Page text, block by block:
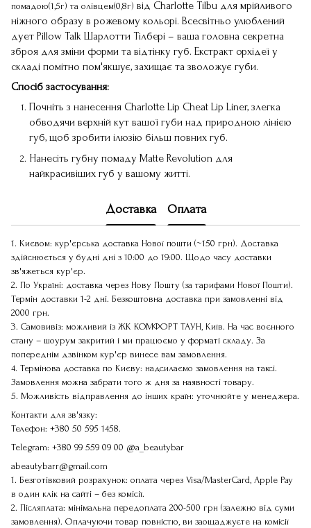
помадою(1,5г) та олівцем(0,8г) від Charlotte Tilbu для мрійливого
ніжного образу в рожевому кольорі. Всесвітньо улюблений
дует Pillow Talk Шарлотти Тілбері – ваша головна секретна
зброя для зміни форми та відтінку губ. Екстракт орхідеї у
складі помітно пом'якшує, захищає та зволожує губи.
Спосіб застосування:
Почніть з нанесення Charlotte Lip Cheat Lip Liner, злегка
обводячи верхній кут вашої губи над природною лінією
губ, щоб зробити ілюзію більш повних губ.
Нанесіть губну помаду Matte Revolution для
найкрасивіших губ у вашому житті.
Доставка Оплата
1. Києвом: кур'єрська доставка Нової пошти (~150 грн). Доставка
здійснюється у будні дні з 10:00 до 19:00. Щодо часу доставки
зв'яжеться кур'єр.
2. По Україні: доставка через Нову Пошту (за тарифами Нової Пошти).
Термін доставки 1-2 дні. Безкоштовна доставка при замовленні від
2000 грн.
3. Самовивіз: можливий із ЖК КОМФОРТ ТАУН, Київ. На час воєнного
стану – шоурум закритий і ми працюємо у форматі складу. За
попереднім дзвінком кур'єр винесе вам замовлення.
4. Термінова доставка по Києву: надсилаємо замовлення на таксі.
Замовлення можна забрати того ж дня за наявності товару.
5. Можливість відправлення до інших країн: уточнюйте у менеджера.
Контакти для зв'язку:
Телефон: +380 50 595 1458.
Telegram: +380 99 559 09 00 @a_beautybar
abeautybarr@gmail.com
1. Безготівковий розрахунок: оплата через Visa/MasterCard, Apple Pay
в один клік на сайті – без комісії.
2. Післяплата: мінімальна передоплата 200-500 грн (залежно від суми
замовлення). Оплачуючи товар повністю, ви заощаджуєте на комісії